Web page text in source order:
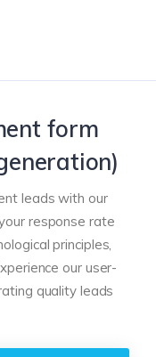
form
leads with our
response rate
principles,
our user-
quality leads